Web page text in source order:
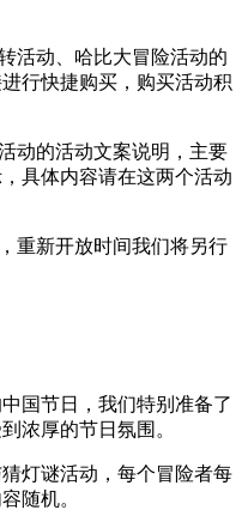
活动、哈比大冒险活动的
行快捷购买 ， 购买活动积
动的活动文案说明， 主要
具体内容请在这两个活动
重新开放时间我们将另行
国节日，我们特别准备了
浓厚的节日氛围。
灯谜活动， 每个冒险者每
随机。